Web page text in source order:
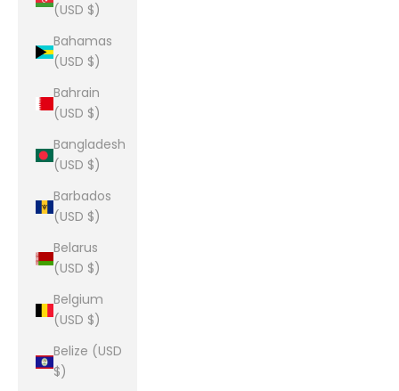
(USD $)
Bahamas
(USD $)
Bahrain
(USD $)
Bangladesh
(USD $)
Barbados
(USD $)
Belarus
(USD $)
Belgium
(USD $)
Belize (USD
$)